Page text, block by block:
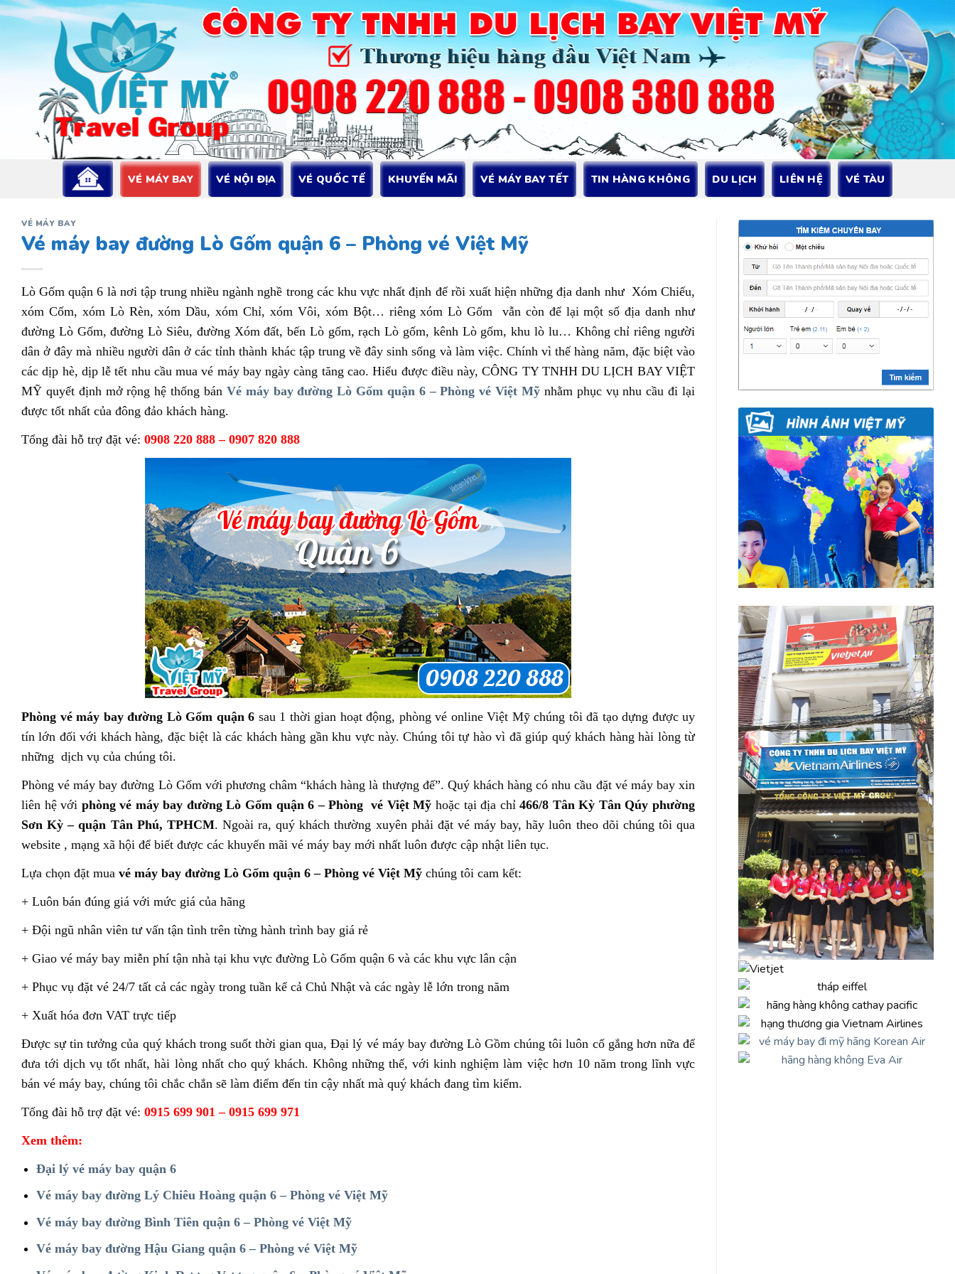
Bỏ
dung
VÉ MÁY BAY VÉ NỘI ĐỊA VÉ QUỐC TẾ KHUYẾN MÃI VÉ MÁY BAY TẾT TIN HÀNG KHÔNG DU LỊCH LIÊN HỆ VÉ TÀU
VÉ MÁY BAY
Vé máy bay đường Lò Gốm quận 6 – Phòng vé Việt Mỹ
Lò Gốm quận 6 là nơi tập trung nhiều ngành nghề trong các khu vực nhất định để rồi xuất hiện những địa danh như Xóm Chiếu,
xóm Cốm, xóm Lò Rèn, xóm Dầu, xóm Chỉ, xóm Vôi, xóm Bột… riêng xóm Lò Gốm vẫn còn để lại một số địa danh như
đường Lò Gốm, đường Lò Siêu, đường Xóm đất, bến Lò gốm, rạch Lò gốm, kênh Lò gốm, khu lò lu… Không chỉ riêng người
dân ở đây mà nhiều người dân ở các tỉnh thành khác tập trung về đây sinh sống và làm việc. Chính vì thế hàng năm, đặc biệt vào
các dịp hè, dịp lễ tết nhu cầu mua vé máy bay ngày càng tăng cao. Hiểu được điều này, CÔNG TY TNHH DU LỊCH BAY VIỆT
MỸ quyết định mở rộng hệ thống bán Vé máy bay đường Lò Gốm quận 6 – Phòng vé Việt Mỹ nhằm phục vụ nhu cầu đi lại
được tốt nhất của đông đảo khách hàng.
Tổng đài hỗ trợ đặt vé: 0908 220 888 – 0907 820 888
Phòng vé máy bay đường Lò Gốm quận 6 sau 1 thời gian hoạt động, phòng vé online Việt Mỹ chúng tôi đã tạo dựng được uy
tín lớn đối với khách hàng, đặc biệt là các khách hàng gần khu vực này. Chúng tôi tự hào vì đã giúp quý khách hàng hài lòng từ
những dịch vụ của chúng tôi.
Phòng vé máy bay đường Lò Gốm với phương châm “khách hàng là thượng đế”. Quý khách hàng có nhu cầu đặt vé máy bay xin
liên hệ với phòng vé máy bay đường Lò Gốm quận 6 – Phòng vé Việt Mỹ hoặc tại địa chỉ466/8 Tân Kỳ Tân Qúy phường
Sơn Kỳ – quận Tân Phú, TPHCM. Ngoài ra, quý khách thường xuyên phải đặt vé máy bay, hãy luôn theo dõi chúng tôi qua
website , mạng xã hội để biết được các khuyến mãi vé máy bay mới nhất luôn được cập nhật liên tục.
Lựa chọn đặt mua vé máy bay đường Lò Gốm quận 6 – Phòng vé Việt Mỹ chúng tôi cam kết:
+ Luôn bán đúng giá với mức giá của hãng
+ Đội ngũ nhân viên tư vấn tận tình trên từng hành trình bay giá rẻ
+ Giao vé máy bay miễn phí tận nhà tại khu vực đường Lò Gốm quận 6 và các khu vực lân cận
+ Phục vụ đặt vé 24/7 tất cả các ngày trong tuần kể cả Chủ Nhật và các ngày lễ lớn trong năm
+ Xuất hóa đơn VAT trực tiếp
Được sự tin tưởng của quý khách trong suốt thời gian qua, Đại lý vé máy bay đường Lò Gồm chúng tôi luôn cố gắng hơn nữa để
đưa tới dịch vụ tốt nhất, hài lòng nhất cho quý khách. Không những thế, với kinh nghiệm làm việc hơn 10 năm trong lĩnh vực
bán vé máy bay, chúng tôi chắc chắn sẽ làm điểm đến tin cậy nhất mà quý khách đang tìm kiếm.
Tổng đài hỗ trợ đặt vé: 0915 699 901 – 0915 699 971
Xem thêm:
Đại lý vé máy bay quận 6
Vé máy bay đường Lý Chiêu Hoàng quận 6 – Phòng vé Việt Mỹ
Vé máy bay đường Bình Tiên quận 6 – Phòng vé Việt Mỹ
Vé máy bay đường Hậu Giang quận 6 – Phòng vé Việt Mỹ